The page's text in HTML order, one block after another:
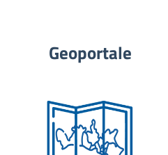
Geoportale